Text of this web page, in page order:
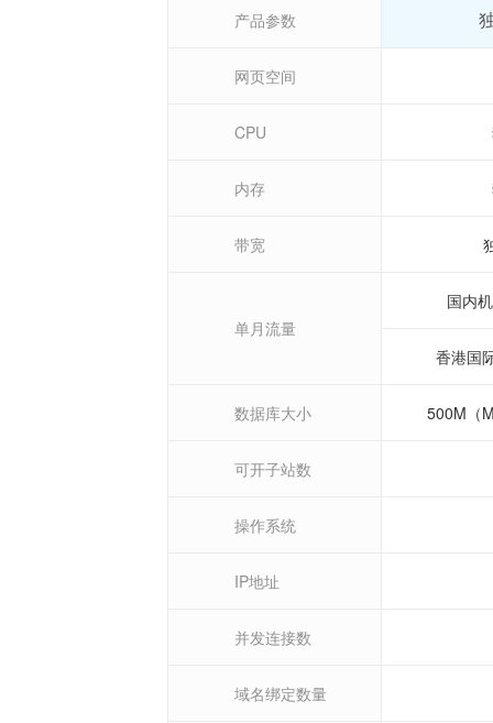
产品参数
网页空间
CPU
内存
带宽
单月流量
国内
香港国
数据库大小 500M（
可开子站数
操作系统
IP地址
并发连接数
域名绑定数量